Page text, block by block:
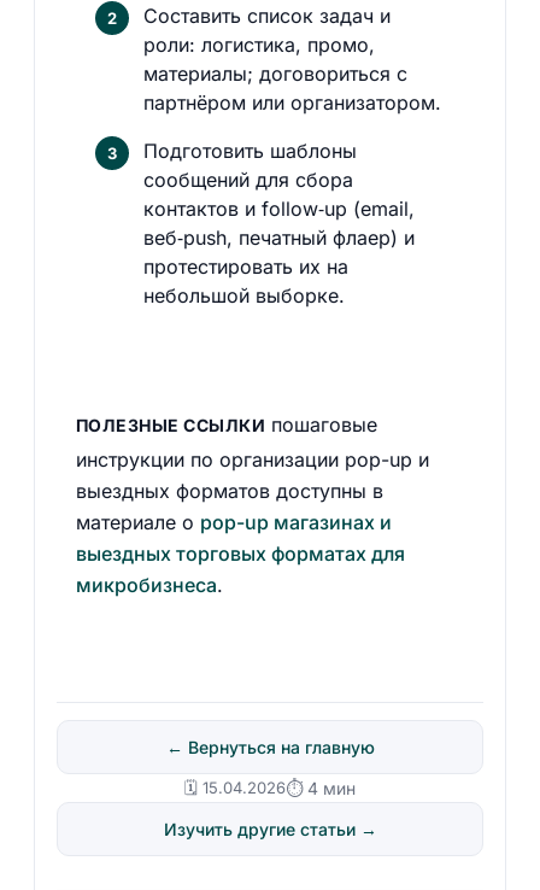
Составить список задач и
роли: логистика, промо,
материалы; договориться с
партнёром или организатором.
Подготовить шаблоны
сообщений для сбора
контактов и follow‑up (email,
веб‑push, печатный флаер) и
протестировать их на
небольшой выборке.
ПОЛЕЗНЫЕ ССЫЛКИ пошаговые
инструкции по организации pop-up и
выездных форматов доступны в
материале о pop-up магазинах и
выездных торговых форматах для
микробизнеса.
← Вернуться на главную
🗓️ 15.04.2026⏱ 4 мин
Изучить другие статьи →